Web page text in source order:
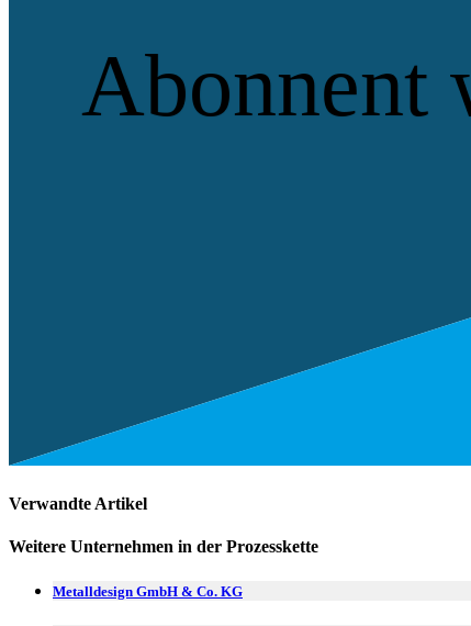
Abonnent
Verwandte Artikel
Weitere Unternehmen in der Prozesskette
Metalldesign GmbH & Co. KG